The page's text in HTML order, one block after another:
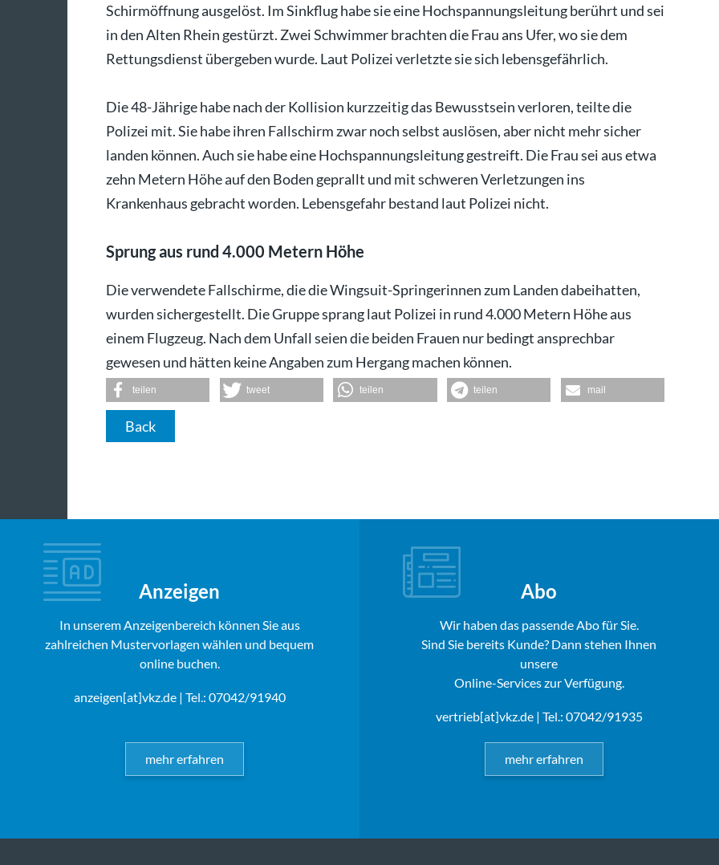
Schirmöffnung ausgelöst. Im Sinkflug habe sie eine Hochspannungsleitung berührt und sei
in den Alten Rhein gestürzt. Zwei Schwimmer brachten die Frau ans Ufer, wo sie dem
Rettungsdienst übergeben wurde. Laut Polizei verletzte sie sich lebensgefährlich.
Die 48-Jährige habe nach der Kollision kurzzeitig das Bewusstsein verloren, teilte die
Polizei mit. Sie habe ihren Fallschirm zwar noch selbst auslösen, aber nicht mehr sicher
landen können. Auch sie habe eine Hochspannungsleitung gestreift. Die Frau sei aus etwa
zehn Metern Höhe auf den Boden geprallt und mit schweren Verletzungen ins
Krankenhaus gebracht worden. Lebensgefahr bestand laut Polizei nicht.
Sprung aus rund 4.000 Metern Höhe
Die verwendete Fallschirme, die die Wingsuit-Springerinnen zum Landen dabeihatten,
wurden sichergestellt. Die Gruppe sprang laut Polizei in rund 4.000 Metern Höhe aus
einem Flugzeug. Nach dem Unfall seien die beiden Frauen nur bedingt ansprechbar
gewesen und hätten keine Angaben zum Hergang machen können.
teilen tweet teilen teilen mail
Back
Anzeigen
In unserem Anzeigenbereich können Sie aus
zahlreichen Mustervorlagen wählen und bequem
online buchen.
anzeigen[at]vkz.de| Tel.: 07042/91940
mehr erfahren
Abo
Wir haben das passende Abo für Sie.
Sind Sie bereits Kunde? Dann stehen Ihnen
unsere
Online-Services zur Verfügung.
vertrieb[at]vkz.de| Tel.: 07042/91935
mehr erfahren